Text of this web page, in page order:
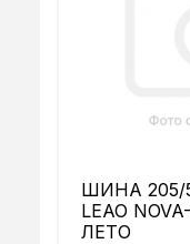
ШИНА 205/
LEAO
ЛЕТО